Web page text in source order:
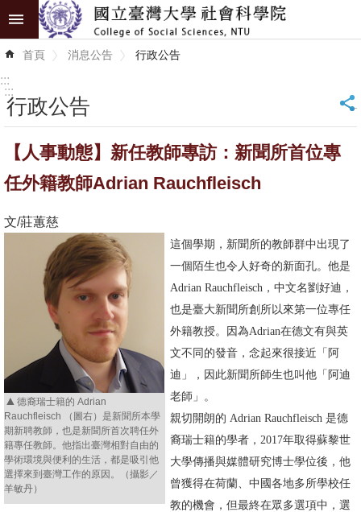
跳到主要內容區塊
進
階
識
學
學
消
息
公
告
國
首頁 消息公告 行政公告
:::
:::
行政公告 _
【人事動態】新任教師專訪：新聞所首位專
任外籍教師Adrian Rauchfleisch
文/莊蕙慈
▲ 德裔瑞士籍的 Adrian
Rauchfleisch （圖右）是新聞所本學
期新聘教師，也是新聞所首次聘任外
籍專任教師。他指出臺灣相對自由的
學術環境與便利的生活，都是吸引他
選擇來到臺灣工作的原因。（攝影／
羊敏丹）
這個學期，新聞所的教師群中出現了
一個陌生也令人好奇的新面孔。他是
Adrian Rauchfleisch，中文名劉好迪，
也是臺大新聞所創所以來第一位專任
外籍教授。因為Adrian在德文有與英
文不同的發音，念起來很接近「阿
迪」，因此新聞所師生也叫他「阿迪
老師」。
親切開朗的 Adrian Rauchfleisch 是德
裔瑞士籍的學者，2017年取得蘇黎世
大學傳播與媒體研究博士學位後，他
曾獲得在荷蘭、中國各地多所學校任
教的機會，但最終在眾多選項中，選